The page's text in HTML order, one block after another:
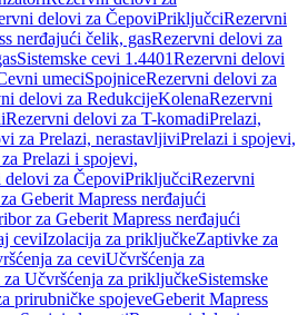
delovi za ČepoviPriključciRezervni
nerđajući čelik, gasRezervni delovi za
Sistemske cevi 1.4401Rezervni delovi
umeciSpojniceRezervni delovi za
delovi za RedukcijeKolenaRezervni
Rezervni delovi za T-komadiPrelazi,
za Prelazi, nerastavljiviPrelazi i spojevi,
Prelazi i spojevi,
delovi za ČepoviPriključciRezervni
Geberit Mapress nerđajući
za Geberit Mapress nerđajući
ceviIzolacija za priključkeZaptivke za
za ceviUčvršćenja za
Učvršćenja za priključkeSistemske
prirubničke spojeveGeberit Mapress